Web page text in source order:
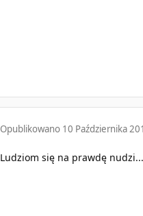
Opublikowano 10 Października
Ludziom się na prawdę nudzi...